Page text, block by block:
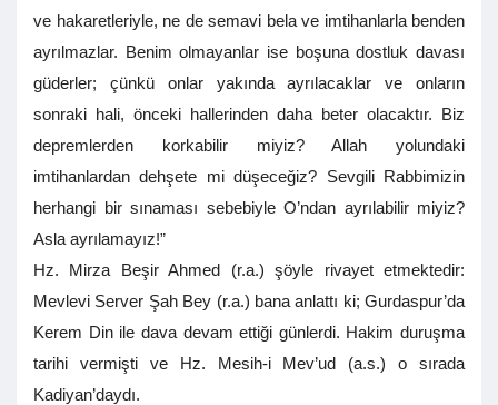
ve hakaretleriyle, ne de semavi bela ve imtihanlarla benden
ayrılmazlar. Benim olmayanlar ise boşuna dostluk davası
güderler; çünkü onlar yakında ayrılacaklar ve onların
sonraki hali, önceki hallerinden daha beter olacaktır. Biz
depremlerden korkabilir miyiz? Allah yolundaki
imtihanlardan dehşete mi düşeceğiz? Sevgili Rabbimizin
herhangi bir sınaması sebebiyle O’ndan ayrılabilir miyiz?
Asla ayrılamayız!”
Hz. Mirza Beşir Ahmed (r.a.) şöyle rivayet etmektedir:
Mevlevi Server Şah Bey (r.a.) bana anlattı ki; Gurdaspur’da
Kerem Din ile dava devam ettiği günlerdi. Hakim duruşma
tarihi vermişti ve Hz. Mesih-i Mev’ud (a.s.) o sırada
Kadiyan’daydı.